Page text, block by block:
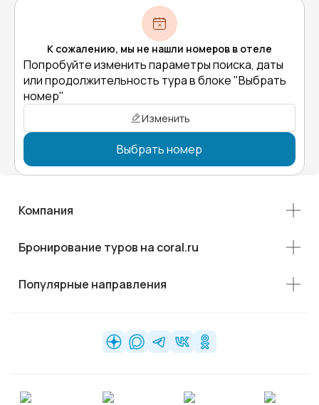
К сожалению, мы не нашли номеров в отеле
Попробуйте изменить параметры поиска, даты
или продолжительность тура в блоке "Выбрать
номер"
Изменить
Выбрать номер
Компания
Бронирование туров на coral.ru
Популярные направления